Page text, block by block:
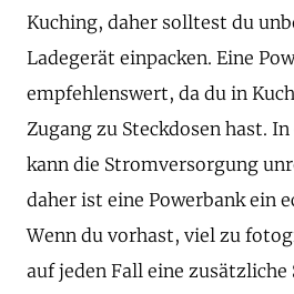
Kuching, daher solltest du
Ladegerät einpacken. Eine
empfehlenswert, da du in
Zugang zu Steckdosen hast.
kann die Stromversorgung
daher ist eine Powerbank ein
Wenn du vorhast, viel zu
auf jeden Fall eine zusätzliche